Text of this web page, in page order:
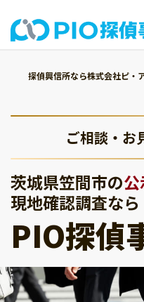
探偵興信所なら株式会社ピ・
ご相談・お
茨城県笠間市の
現地確認調査なら
PIO探偵